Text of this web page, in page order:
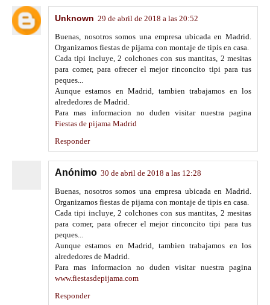
Unknown 29 de abril de 2018 a las 20:52
Buenas, nosotros somos una empresa ubicada en Madrid.
Organizamos fiestas de pijama con montaje de tipis en casa.
Cada tipi incluye, 2 colchones con sus mantitas, 2 mesitas
para comer, para ofrecer el mejor rinconcito tipi para tus
peques...
Aunque estamos en Madrid, tambien trabajamos en los
alrededores de Madrid.
Para mas informacion no duden visitar nuestra pagina
Fiestas de pijama Madrid
Responder
Anónimo 30 de abril de 2018 a las 12:28
Buenas, nosotros somos una empresa ubicada en Madrid.
Organizamos fiestas de pijama con montaje de tipis en casa.
Cada tipi incluye, 2 colchones con sus mantitas, 2 mesitas
para comer, para ofrecer el mejor rinconcito tipi para tus
peques...
Aunque estamos en Madrid, tambien trabajamos en los
alrededores de Madrid.
Para mas informacion no duden visitar nuestra pagina
www.fiestasdepijama.com
Responder